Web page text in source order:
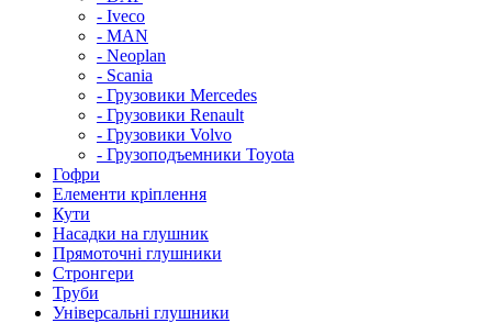
- Iveco
- MAN
- Neoplan
- Scania
- Грузовики Mercedes
- Грузовики Renault
- Грузовики Volvo
- Грузоподъемники Toyota
Гофри
Елементи кріплення
Кути
Насадки на глушник
Прямоточні глушники
Стронгери
Труби
Універсальні глушники